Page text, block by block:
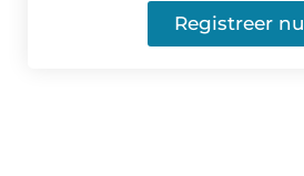
Registreer nu